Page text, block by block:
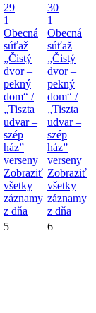
29
1
Obecná
súťaž
„Čistý
dvor –
pekný
dom“ /
„Tiszta
udvar –
szép
ház”
verseny
Zobraziť
všetky
záznamy
z dňa
30
1
Obecná
súťaž
„Čistý
dvor –
pekný
dom“ /
„Tiszta
udvar –
szép
ház”
verseny
Zobraziť
všetky
záznamy
z dňa
5 6